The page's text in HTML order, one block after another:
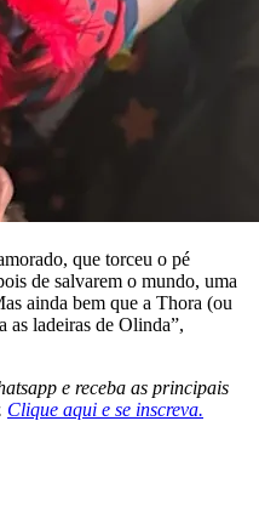
que torceu o pé
de salvarem o mundo, uma
ainda bem que a Thora (ou
as ladeiras de Olinda”,
e receba as principais
Clique aqui e se inscreva.